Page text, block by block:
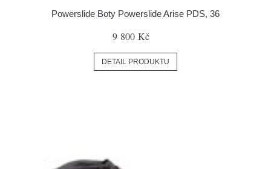
Powerslide Boty Powerslide Arise PDS, 36
9 800 Kč
DETAIL PRODUKTU